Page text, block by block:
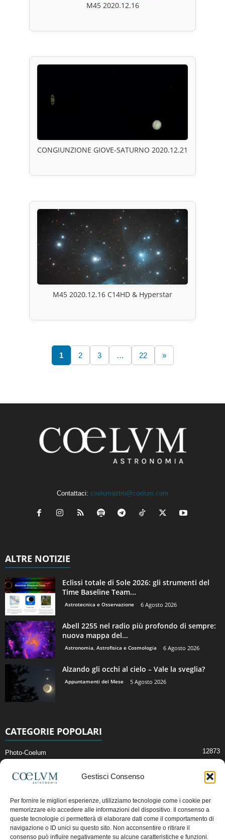
Gestisci Consenso
Per fornire le migliori esperienze, utilizziamo tecnologie come i cookie per
memorizzare e/o accedere alle informazioni del dispositivo. Il consenso a
queste tecnologie ci permetterà di elaborare dati come il comportamento di
navigazione o ID unici su questo sito. Non acconsentire o ritirare il
consenso può influire negativamente su alcune caratteristiche e funzioni.
M45 2020.12.16
CONGIUNZIONE GIOVE-SATURNO 2020.12.21
M45 2020.12.16 C14HD & Hyperstar
1 2 3 … 22 »
Contattaci: coelumastro@coelum.com
ALTRE NOTIZIE
Eclissi totale di Sole 2026: gli strumenti del
Time Baseline Team...
Astrotecnica e Osservazione 6 Agosto 2026
Abell 2255 nel radio più profondo di sempre:
nuova mappa del...
Astronomia, Astrofisica e Cosmologia 6 Agosto 2026
Alzando gli occhi al cielo – Vale la sveglia?
Appuntamenti del Mese 5 Agosto 2026
CATEGORIE POPOLARI
Photo-Coelum 12873
News di Astronomia 2409
Cielo del Mese
Astronomia, Astrofisica e Cosmologia
Articoli e Risorse On-Line